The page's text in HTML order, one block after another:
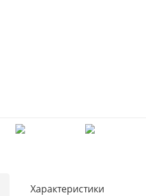
Характеристики